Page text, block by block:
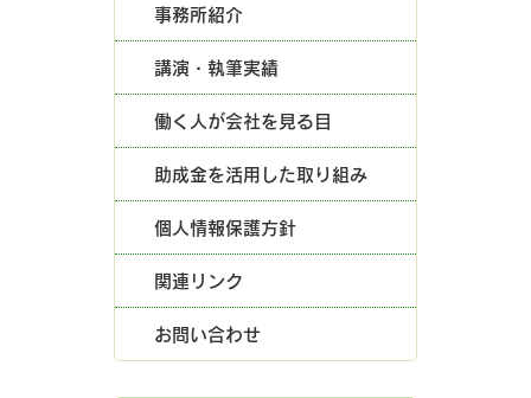
事務所紹介
講演・執筆実績
働く人が会社を見る目
助成金を活用した取り組み
個人情報保護方針
関連リンク
お問い合わせ